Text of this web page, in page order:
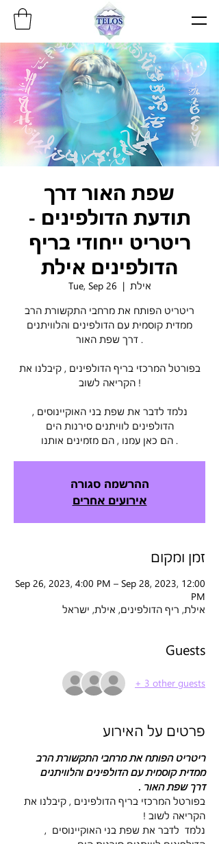
שפת האור דרך
תודעת הדולפינים -
ריטריט ייחודי בריף
הדולפינים אילת
Tue, Sep 26
  |
אילת
ריטריט הפותח את מרחבי התקשורת הרב
ממדית קוסמית עם הדולפינים והלוויתנים
דרך שפת האור .
בפורטל המרכזי בריף הדולפינים , קיבלנו את
הקריאה לשוב !
נלמד לדבר את שפת בני האוקיינוסים ,
הדולפינים לוויתנים סירנות הים
ההרשמה סגורה
אירועים אחרים
זמן ומקום
Sep 26, 2023, 4:00 PM – Sep 28, 2023, 12:00
PM
אילת, ריף הדולפינים, אילת, ישראל
Guests
+ 3 other guests
פרטים על האירוע
ריטריט הפותח את מרחבי התקשורת הרב
ממדית קוסמית עם הדולפינים והלוויתנים
דרך שפת האור .
בפורטל המרכזי בריף הדולפינים , קיבלנו את
הקריאה לשוב !
נלמד  לדבר את שפת בני האוקיינוסים  ,